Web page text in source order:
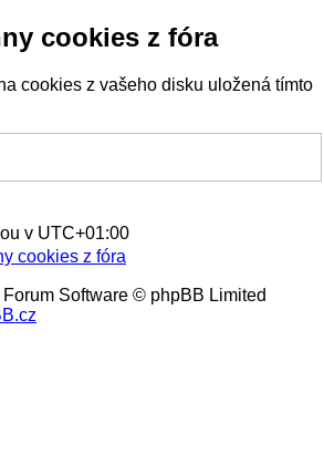
cookies z fóra
cookies z vašeho disku uložená tímto
v UTC+01:00
cookies z fóra
Software © phpBB Limited